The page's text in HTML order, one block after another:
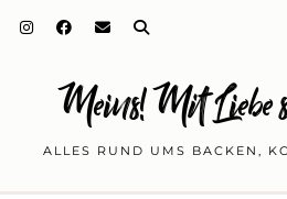
Meins! Mit Liebe
ALLES RUND UMS BACKEN,